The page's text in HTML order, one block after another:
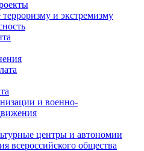
и экстремизму
и военно-
центры и автономии
всероссийского общества